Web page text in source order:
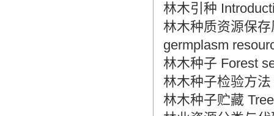
林木引种
林木种质资源保
germplasm
林木种子 Forest
林木种子检验方
林木种子贮藏